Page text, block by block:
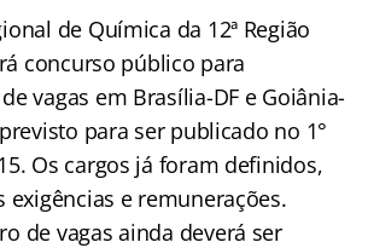
de Química da 12ª Região
concurso público para
vagas em Brasília-DF e Goiânia-
para ser publicado no 1°
Os cargos já foram definidos,
exigências e remunerações.
de vagas ainda deverá ser